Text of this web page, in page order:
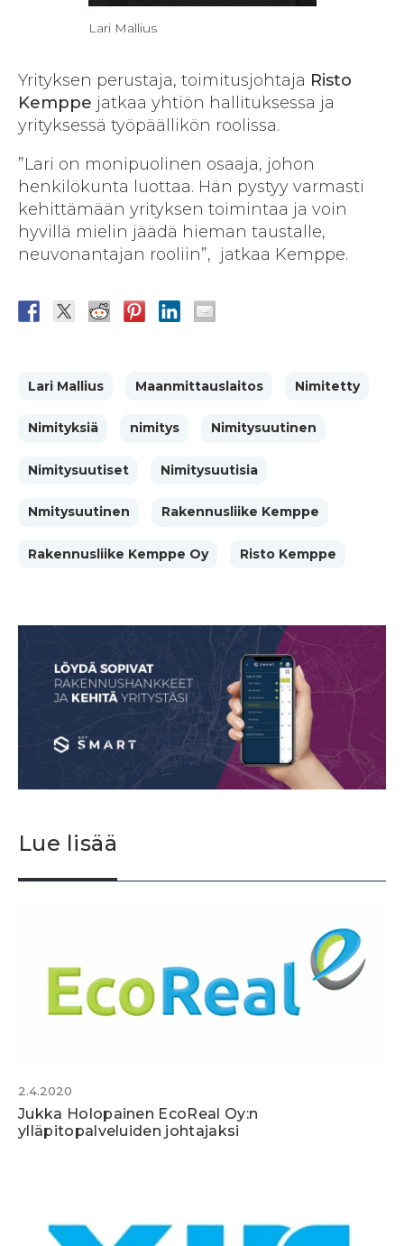
Lari Mallius
Yrityksen perustaja, toimitusjohtaja Risto
Kemppe jatkaa yhtiön hallituksessa ja
yrityksessä työpäällikön roolissa.
”Lari on monipuolinen osaaja, johon
henkilökunta luottaa. Hän pystyy varmasti
kehittämään yrityksen toimintaa ja voin
hyvillä mielin jäädä hieman taustalle,
neuvonantajan rooliin”, jatkaa Kemppe.
Lari Mallius Maanmittauslaitos Nimitetty
Nimityksiä nimitys Nimitysuutinen
Nimitysuutiset Nimitysuutisia
Nmitysuutinen Rakennusliike Kemppe
Rakennusliike Kemppe Oy Risto Kemppe
Lue lisää
2.4.2020
Jukka Holopainen EcoReal Oy:n
ylläpitopalveluiden johtajaksi